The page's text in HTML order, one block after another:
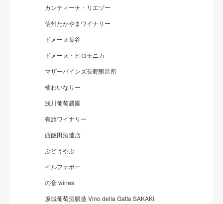
カンティーナ・リエゾー
信州たかやまワイナリー
ドメーヌ長谷
ドメーヌ・ヒロモニカ
マザーバインズ長野醸造所
楠わいなりー
浅川葡萄農園
有旅ワイナリー
西飯田酒造店
ぶどうやぶ
イルフェボー
の音 wines
坂城葡萄酒醸造 Vino della Gatta SAKAKI